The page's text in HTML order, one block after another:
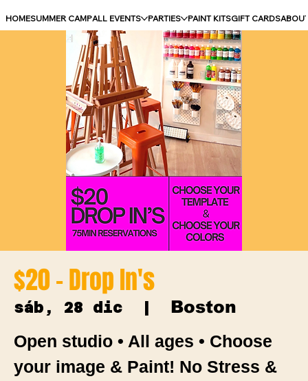
HOMESUMMER CAMPALL EVENTS PARTIES PAINT KITSGIFT CARDS
$20 - Drop In's
sáb, 28 dic
  |
Boston
Open studio • All ages • Choose
your image & Paint! No Stress &